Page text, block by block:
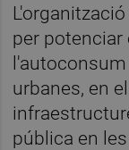
per potenciar
urbanes, en
pública en